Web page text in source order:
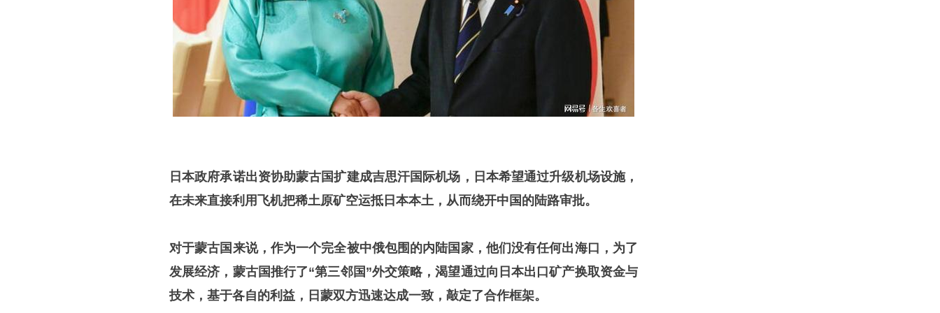
日本政府承诺出资协助蒙古国扩建成吉思汗国际机场，日本希望通过升级机场设施，
在未来直接利用飞机把稀土原矿空运抵日本本土，从而绕开中国的陆路审批。
对于蒙古国来说，作为一个完全被中俄包围的内陆国家，他们没有任何出海口，为了
发展经济，蒙古国推行了“第三邻国”外交策略，渴望通过向日本出口矿产换取资金与
技术，基于各自的利益，日蒙双方迅速达成一致，敲定了合作框架。